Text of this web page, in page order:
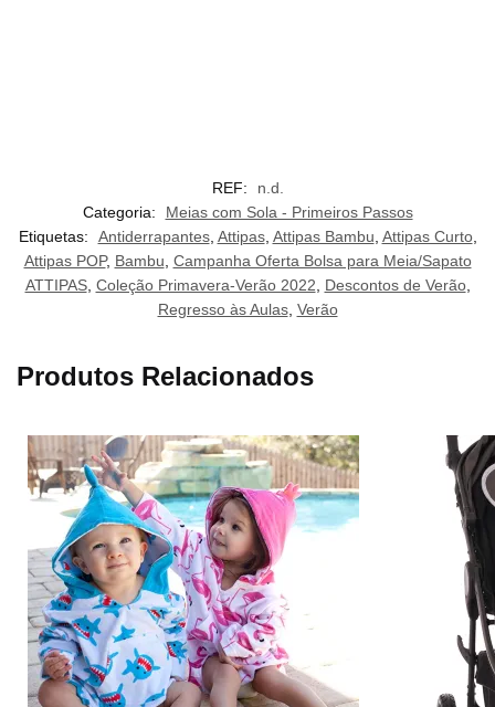
REF:
n.d.
Categoria:
Meias com Sola - Primeiros Passos
Etiquetas:
Antiderrapantes, Attipas, Attipas Bambu Attipas Curto,
Attipas POP, Bambu Campanha Oferta Bolsa para Meia/Sapato
ATTIPAS, Coleção Primavera-Verão 2022 Descontos de Verão,
Regresso às Aulas, Verão
Produtos Relacionados